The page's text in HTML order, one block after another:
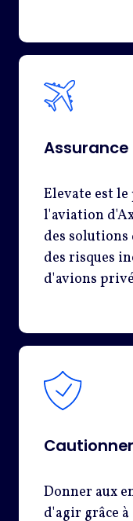
Elevate est
l'aviation
des solutions
des risques
d'avions
Donner aux
d'agir grâce